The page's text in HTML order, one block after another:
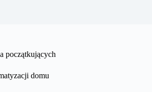
początkujących
domu